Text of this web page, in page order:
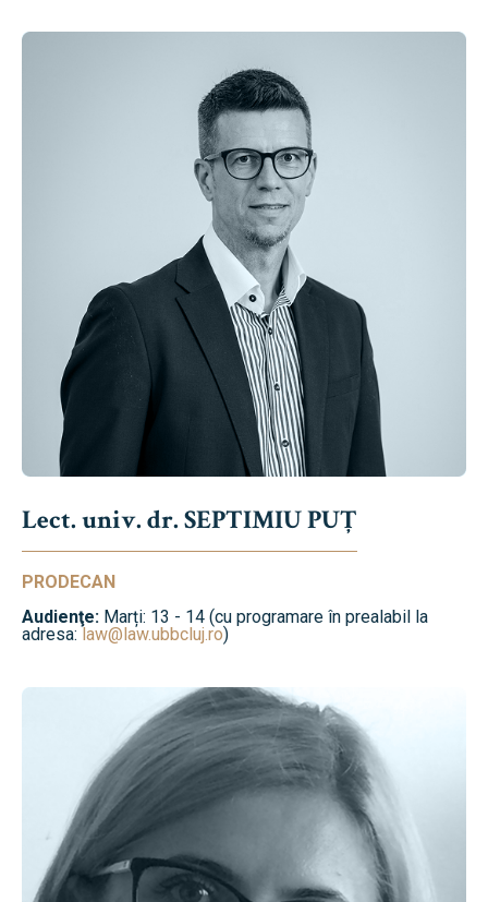
Lect. univ. dr. SEPTIMIU PUȚ
PRODECAN
Audienţe: Marți: 13 - 14 (cu programare în prealabil la
adresa:law@law.ubbcluj.ro)